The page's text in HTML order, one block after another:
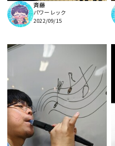
中古
斉藤
パワーレック
2022/09/15